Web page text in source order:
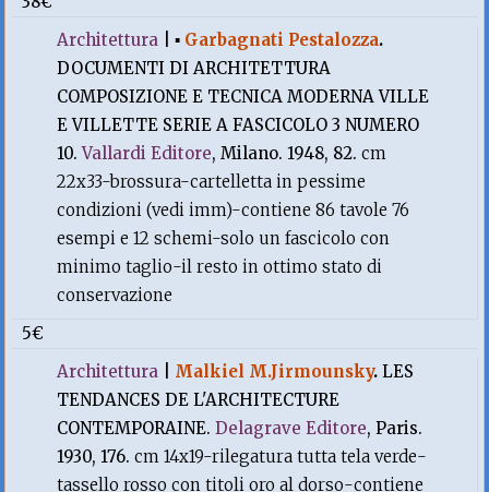
Architettura |▪ Garbagnati Pestalozza.
DOCUMENTI DI ARCHITETTURA
COMPOSIZIONE E TECNICA MODERNA VILLE
E VILLETTE SERIE A FASCICOLO 3 NUMERO
10.Vallardi Editore, Milano. 1948, 82.cm
22x33-brossura-cartelletta in pessime
condizioni (vedi imm)-contiene 86 tavole 76
esempi e 12 schemi-solo un fascicolo con
minimo taglio-il resto in ottimo stato di
conservazione
5€
Architettura
Malkiel M.Jirmounsky.LES
TENDANCES DE L'ARCHITECTURE
CONTEMPORAINE.Delagrave Editore, Paris.
1930, 176.cm 14x19-rilegatura tutta tela verde-
tassello rosso con titoli oro al dorso-contiene